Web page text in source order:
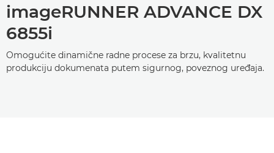
imageRUNNER ADVANCE DX
6855i
Omogućite dinamične radne procese za brzu, kvalitetnu
produkciju dokumenata putem sigurnog, poveznog uređaja.